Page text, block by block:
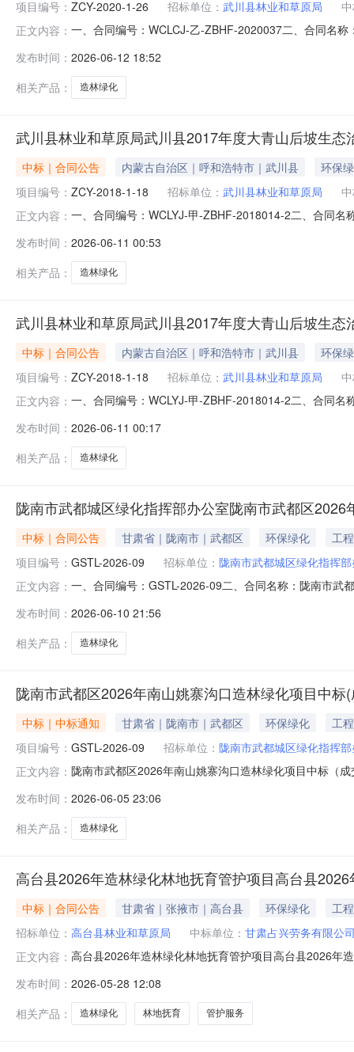
项目编号： ZCY-2020-1-26 招标单位： 武川县林业和草原局
正文内容： 一、合同编号：WCLCJ-乙-ZBHF-2020037二、合同名
责任公司地址：内蒙古自治区呼和浩特市赛罕区内蒙古
发布时间： 2026-06-12 18:52
相关产品：
造林绿化
武川县林业和草原局武川县2017年度大青山后坡生态
中标｜合同公告 内蒙古自治区｜呼和浩特市｜武川县
环保
项目编号： ZCY-2018-1-18 招标单位： 武川县林业和草原局
正文内容： 一、合同编号：WCLYJ-甲-ZBHF-2018014-2二、合同
丰茂园林绿化有限责任公司地址：内蒙古自治区呼和浩
发布时间： 2026-06-11 00:53
相关产品：
造林绿化
武川县林业和草原局武川县2017年度大青山后坡生
中标｜合同公告 内蒙古自治区｜呼和浩特市｜武川县
环保
项目编号： ZCY-2018-1-18 招标单位： 武川县林业和草原局
正文内容： 一、合同编号：WCLYJ-甲-ZBHF-2018014-2二、合同
古百草丰茂园林绿化有限责任公司地址：内蒙古自治区
发布时间： 2026-06-11 00:17
相关产品：
造林绿化
陇南市武都城区绿化指挥部办公室陇南市武都区
中标｜合同公告 甘肃省｜陇南市｜武都区 环保绿化
工程
项目编号： GSTL-2026-09 招标单位： 陇南市武都城区绿化指挥
正文内容： 一、合同编号：GSTL-2026-09二、合同名称：陇南市武
工程有限公司地址：甘肃省陇南市武都区甘肃省陇南市
发布时间： 2026-06-10 21:56
相关产品：
造林绿化
陇南市武都区2026年南山姚寨沟口造林绿化项目中标
中标｜中标通知 甘肃省｜陇南市｜武都区 环保绿化
工程
项目编号： GSTL-2026-09 招标单位： 陇南市武都城区绿化指挥
正文内容： 陇南市武都区2026年南山姚寨沟口造林绿化项目中标（
1,484,568.80元四、主要标的信息合同包1(陇南市武都
位）
发布时间： 2026-06-05 23:06
相关产品：
造林绿化
高台县2026年造林绿化林地抚育管护项目高台县
中标｜合同公告 甘肃省｜张掖市｜高台县 环保绿化
工程
招标单位： 高台县林业和草原局 中标单位： 甘肃占兴劳务有限公
正文内容： 高台县2026年造林绿化林地抚育管护项目高台县2026年
发布时间： 2026-05-28 12:08
相关产品：
造林绿化 林地抚育 管护服务